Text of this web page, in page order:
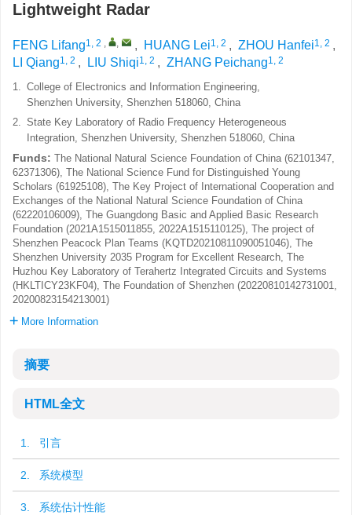
Lightweight Radar
FENG Lifang1, 2 , , , HUANG Lei1, 2 , ZHOU Hanfei1, 2 ,
LI Qiang1, 2 , LIU Shiqi1, 2 , ZHANG Peichang1, 2
1. College of Electronics and Information Engineering,
Shenzhen University, Shenzhen 518060, China
2. State Key Laboratory of Radio Frequency Heterogeneous
Integration, Shenzhen University, Shenzhen 518060, China
Funds: The National Natural Science Foundation of China (62101347,
62371306), The National Science Fund for Distinguished Young
Scholars (61925108), The Key Project of International Cooperation and
Exchanges of the National Natural Science Foundation of China
(62220106009), The Guangdong Basic and Applied Basic Research
Foundation (2021A1515011855, 2022A1515110125), The project of
Shenzhen Peacock Plan Teams (KQTD20210811090051046), The
Shenzhen University 2035 Program for Excellent Research, The
Huzhou Key Laboratory of Terahertz Integrated Circuits and Systems
(HKLTICY23KF04), The Foundation of Shenzhen (20220810142731001,
20200823154213001)
More Information
摘要
HTML全文
1. 引言
2. 系统模型
3. 系统估计性能